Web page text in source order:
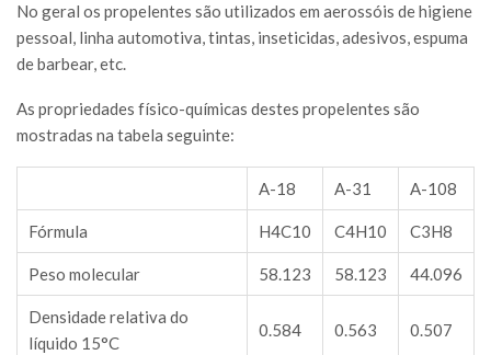
No geral os propelentes são utilizados em aerossóis de higiene
pessoal, linha automotiva, tintas, inseticidas, adesivos, espuma
de barbear, etc.
As propriedades físico-químicas destes propelentes são
mostradas na tabela seguinte:
A-18 A-31 A-108
Fórmula H4C10 C4H10 C3H8
Peso molecular 58.123 58.123 44.096
Densidade relativa do
líquido 15°C
0.584 0.563 0.507